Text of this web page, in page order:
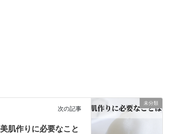
未分類
次の記事
美肌作りに必要なこと